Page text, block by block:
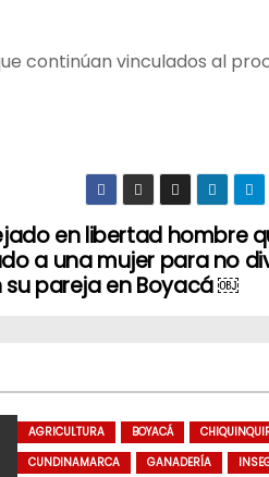
continúan vinculados al
en libertad hombre
a una mujer para no
pareja en Boyacá ￼
AGRICULTURA BOYACÁ
CUNDINAMARCA
GANADERÍA